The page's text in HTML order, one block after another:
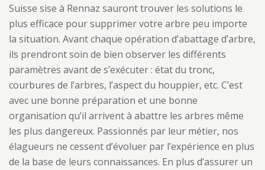
Suisse sise à Rennaz sauront trouver les solutions le
plus efficace pour supprimer votre arbre peu importe
la situation. Avant chaque opération d’abattage d’arbre,
ils prendront soin de bien observer les différents
paramètres avant de s’exécuter : état du tronc,
courbures de l’arbres, l’aspect du houppier, etc. C’est
avec une bonne préparation et une bonne
organisation qu’il arrivent à abattre les arbres même
les plus dangereux. Passionnés par leur métier, nos
élagueurs ne cessent d’évoluer par l’expérience en plus
de la base de leurs connaissances. En plus d’assurer un